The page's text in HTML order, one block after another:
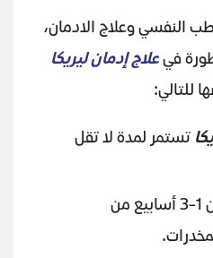
النفسي وعلاج الادمان،
فيعلاج إدمان ليريكا
للتالي:
تستمر لمدة لا تقل
يأخذ المريض فترة من 1-3 أسابيع من